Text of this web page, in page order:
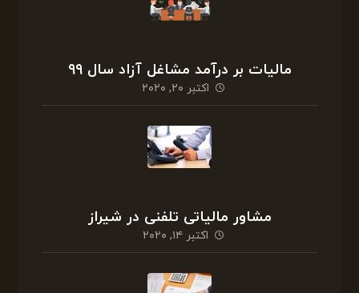
مالیات بر درآمد مشاغل آزاد سال ۹۹
اکتبر ۲۰, ۲۰۲۰
مشاور مالیاتی تلفنی در شیراز
اکتبر ۱۴, ۲۰۲۰